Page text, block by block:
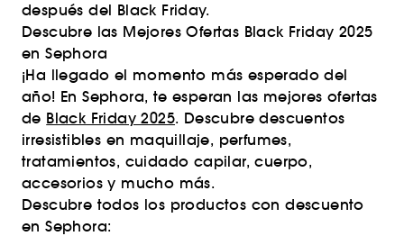
después del Black Friday.
Descubre las Mejores Ofertas Black Friday 2025
en Sephora
¡Ha llegado el momento más esperado del
año! En Sephora, te esperan las mejores ofertas
de Black Friday 2025. Descubre descuentos
irresistibles en maquillaje, perfumes,
tratamientos, cuidado capilar, cuerpo,
accesorios y mucho más.
Descubre todos los productos con descuento
en Sephora: